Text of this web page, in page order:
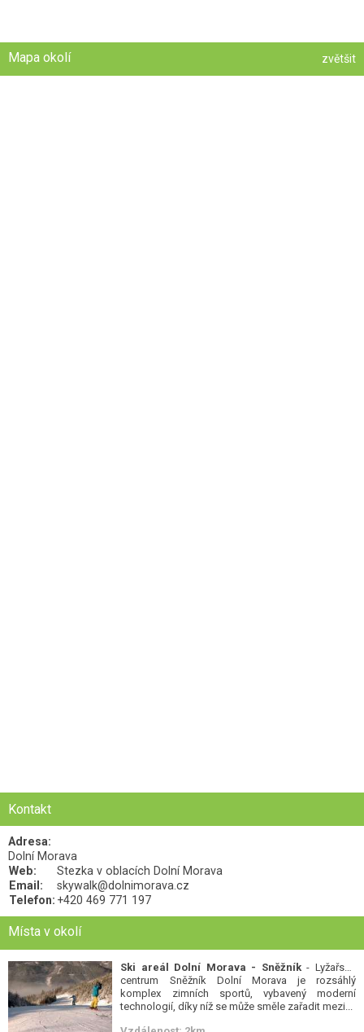
Mapa okolí zvětšit
Kontakt
Adresa:
Dolní Morava
Web:
Stezka v oblacích Dolní Morava
Email:
skywalk@dolnimorava.cz
Telefon: +420 469 771 197
Místa v okolí
Ski areál Dolní Morava - Sněžník- Lyžařské
centrum Sněžník Dolní Morava je rozsáhlý
komplex zimních sportů, vybavený moderní
technologií, díky níž se může směle zařadit mezi...